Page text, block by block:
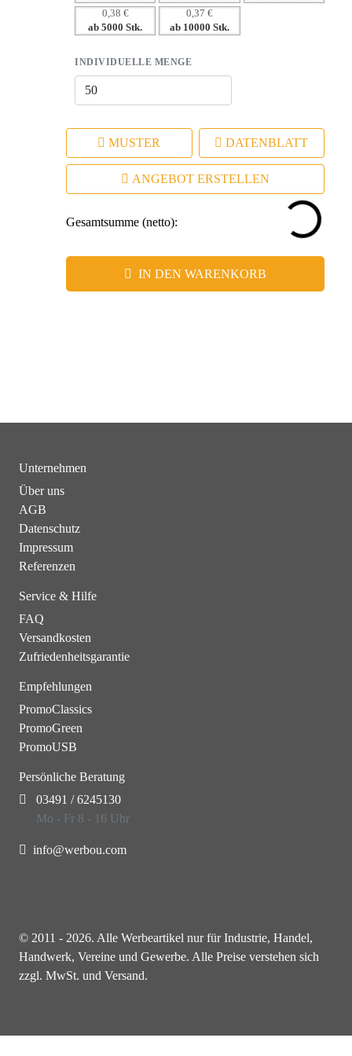
0,38 €
ab 5000 Stk.
0,37 €
ab 10000 Stk.
INDIVIDUELLE MENGE
MUSTER DATENBLATT
ANGEBOT ERSTELLEN
Gesamtsumme (netto):
IN DEN WARENKORB
Unternehmen
Über uns
AGB
Datenschutz
Impressum
Referenzen
Service & Hilfe
FAQ
Versandkosten
Zufriedenheitsgarantie
Empfehlungen
PromoClassics
PromoGreen
PromoUSB
Persönliche Beratung
03491 / 6245130
Mo - Fr 8 - 16 Uhr
info@werbou.com
© 2011 - 2026. Alle Werbeartikel nur für Industrie, Handel,
Handwerk, Vereine und Gewerbe. Alle Preise verstehen sich
zzgl. MwSt. und Versand.